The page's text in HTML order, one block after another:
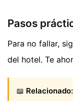
Pasos
Para no fallar,
del hotel. Te
📖 Relacionado: